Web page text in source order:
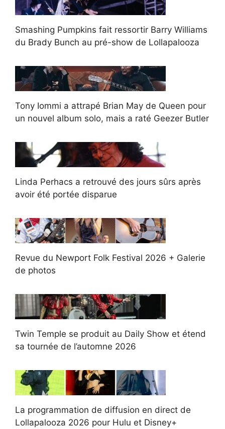
Smashing Pumpkins fait ressortir Barry Williams
du Brady Bunch au pré-show de Lollapalooza
Tony Iommi a attrapé Brian May de Queen pour
un nouvel album solo, mais a raté Geezer Butler
Linda Perhacs a retrouvé des jours sûrs après
avoir été portée disparue
Revue du Newport Folk Festival 2026 + Galerie
de photos
Twin Temple se produit au Daily Show et étend
sa tournée de l’automne 2026
La programmation de diffusion en direct de
Lollapalooza 2026 pour Hulu et Disney+